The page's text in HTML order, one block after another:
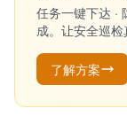
任务一键下达 ·
成。让安全巡检
了解方案